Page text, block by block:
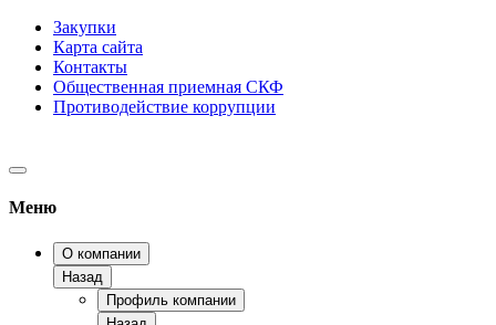
Закупки
Карта сайта
Контакты
Общественная приемная СКФ
Противодействие коррупции
Меню
О компании
Назад
Профиль компании